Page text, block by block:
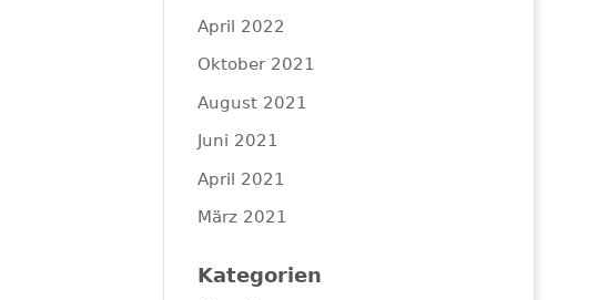
April 2022
Oktober 2021
August 2021
Juni 2021
April 2021
März 2021
Kategorien